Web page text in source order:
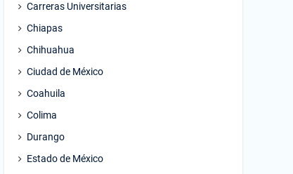
Carreras Universitarias
Chiapas
Chihuahua
Ciudad de México
Coahuila
Colima
Durango
Estado de México